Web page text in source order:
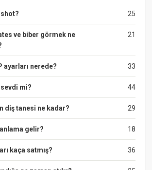
25
21
ve biber görmek ne
33
ayarları nerede?
44
mi?
29
diş tanesi ne kadar?
18
gelir?
36
kaça satmış?